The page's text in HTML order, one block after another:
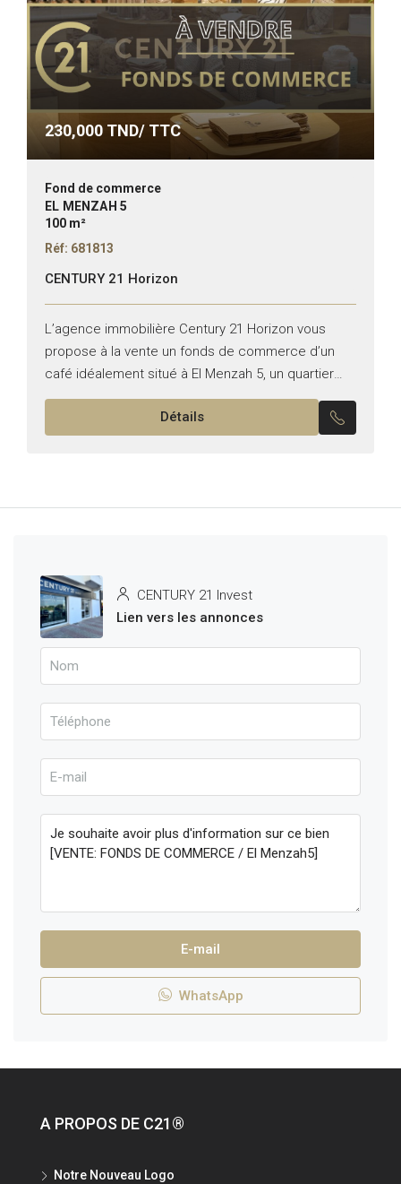
230,000 TND/ TTC
Fond de commerce
EL MENZAH 5
100 m²
Réf: 681813
CENTURY 21 Horizon
L’agence immobilière Century 21 Horizon vous
propose à la vente un fonds de commerce d’un
café idéalement situé à El Menzah 5, un quartier
dynamique et très fréquenté. Caractéristiques du
Détails
CENTURY 21 Invest
Lien vers les annonces
E-mail
WhatsApp
A PROPOS DE C21®
Notre Nouveau Logo